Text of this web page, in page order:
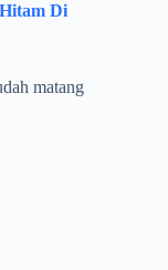
Di
matang